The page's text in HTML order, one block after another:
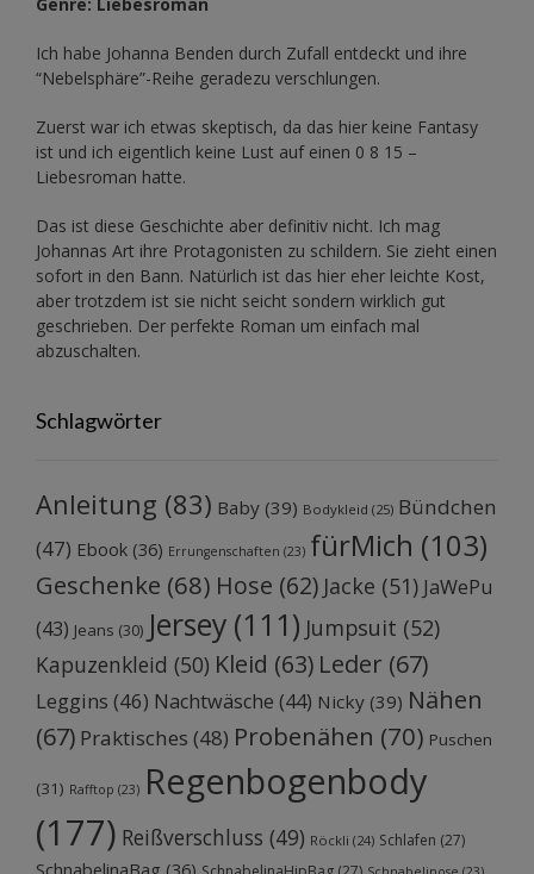
Ich habe Johanna Benden durch Zufall entdeckt und ihre
“Nebelsphäre”-Reihe geradezu verschlungen.
Zuerst war ich etwas skeptisch, da das hier keine Fantasy
ist und ich eigentlich keine Lust auf einen 0 8 15 –
Liebesroman hatte.
Das ist diese Geschichte aber definitiv nicht. Ich mag
Johannas Art ihre Protagonisten zu schildern. Sie zieht einen
sofort in den Bann. Natürlich ist das hier eher leichte Kost,
aber trotzdem ist sie nicht seicht sondern wirklich gut
geschrieben. Der perfekte Roman um einfach mal
abzuschalten.
Schlagwörter
Anleitung (83) Baby (39) Bodykleid (25) Bündchen
(47) Ebook (36) Errungenschaften (23) fürMich (103)
Geschenke (68) Hose (62) Jacke (51) JaWePu
(43) Jeans (30) Jersey (111) Jumpsuit (52)
Kapuzenkleid (50) Kleid (63) Leder (67)
Leggins (46) Nachtwäsche (44) Nicky (39) Nähen
(67) Praktisches (48) Probenähen (70) Puschen
(31) Rafftop (23) Regenbogenbody
(177) Reißverschluss (49) Röckli (24) Schlafen (27)